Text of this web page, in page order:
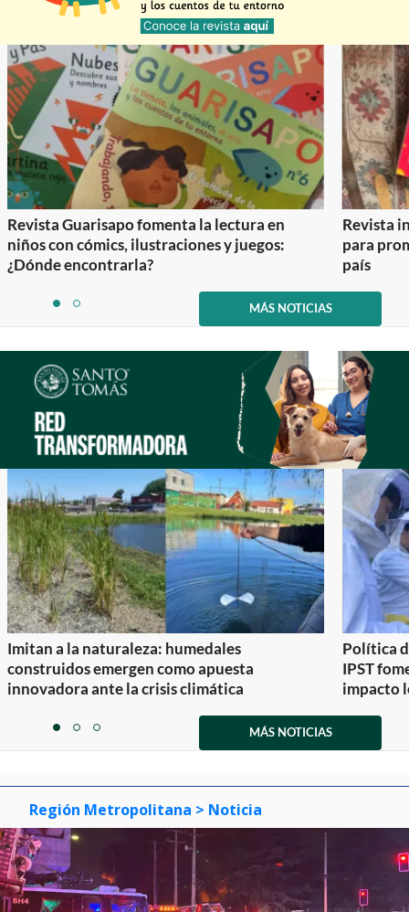
Revista Guarisapo fomenta la lectura en
niños con cómics, ilustraciones y juegos:
¿Dónde encontrarla?
Revista
para
país
itemitem
2
MÁS NOTICIAS
Imitan a la naturaleza: humedales
construidos emergen como apuesta
innovadora ante la crisis climática
Política
IPST
impacto
itemitemitem
MÁS NOTICIAS
Región Metropolitana > Noticia